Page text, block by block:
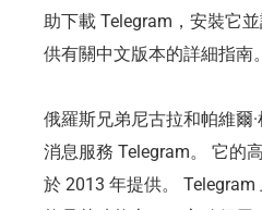
助下載 Telegram，安裝它
供有關中文版本的詳細指南。
俄羅斯兄弟尼古拉和帕維爾
消息服務 Telegram。 它的
於 2013 年提供。